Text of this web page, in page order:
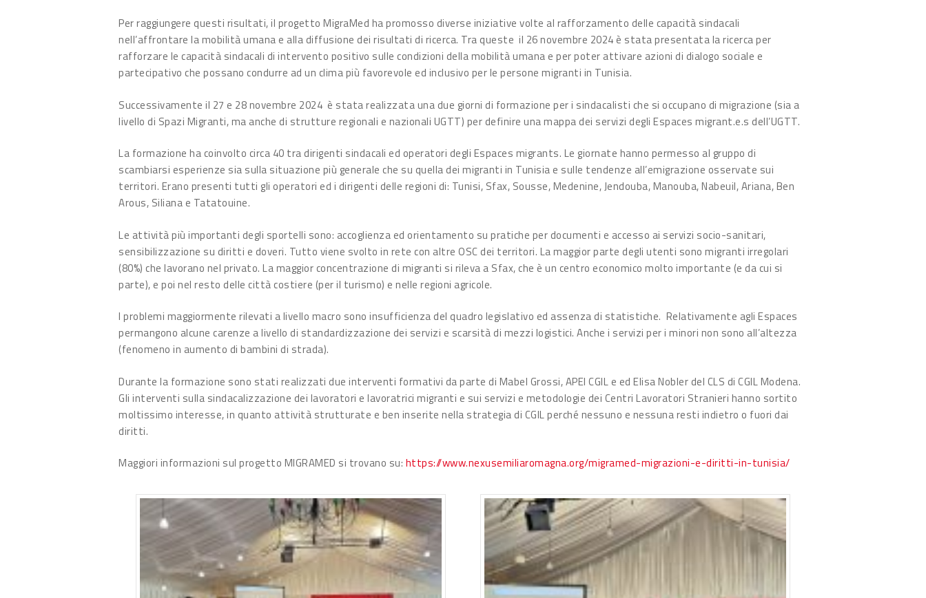
Per raggiungere questi risultati, il progetto MigraMed ha promosso diverse iniziative volte al rafforzamento delle capacità sindacali
nell’affrontare la mobilità umana e alla diffusione dei risultati di ricerca. Tra queste il 26 novembre 2024 è stata presentata la ricerca per
rafforzare le capacità sindacali di intervento positivo sulle condizioni della mobilità umana e per poter attivare azioni di dialogo sociale e
partecipativo che possano condurre ad un clima più favorevole ed inclusivo per le persone migranti in Tunisia.
Successivamente il 27 e 28 novembre 2024 è stata realizzata una due giorni di formazione per i sindacalisti che si occupano di migrazione (sia a
livello di Spazi Migranti, ma anche di strutture regionali e nazionali UGTT) per definire una mappa dei servizi degli Espaces migrant.e.s dell’UGTT.
La formazione ha coinvolto circa 40 tra dirigenti sindacali ed operatori degli Espaces migrants. Le giornate hanno permesso al gruppo di
scambiarsi esperienze sia sulla situazione più generale che su quella dei migranti in Tunisia e sulle tendenze all’emigrazione osservate sui
territori. Erano presenti tutti gli operatori ed i dirigenti delle regioni di: Tunisi, Sfax, Sousse, Medenine, Jendouba, Manouba, Nabeuil, Ariana, Ben
Arous, Siliana e Tatatouine.
Le attività più importanti degli sportelli sono: accoglienza ed orientamento su pratiche per documenti e accesso ai servizi socio-sanitari,
sensibilizzazione su diritti e doveri. Tutto viene svolto in rete con altre OSC dei territori. La maggior parte degli utenti sono migranti irregolari
(80%) che lavorano nel privato. La maggior concentrazione di migranti si rileva a Sfax, che è un centro economico molto importante (e da cui si
parte), e poi nel resto delle città costiere (per il turismo) e nelle regioni agricole.
I problemi maggiormente rilevati a livello macro sono insufficienza del quadro legislativo ed assenza di statistiche. Relativamente agli Espaces
permangono alcune carenze a livello di standardizzazione dei servizi e scarsità di mezzi logistici. Anche i servizi per i minori non sono all’altezza
(fenomeno in aumento di bambini di strada).
Durante la formazione sono stati realizzati due interventi formativi da parte di Mabel Grossi, APEI CGIL e ed Elisa Nobler del CLS di CGIL Modena.
Gli interventi sulla sindacalizzazione dei lavoratori e lavoratrici migranti e sui servizi e metodologie dei Centri Lavoratori Stranieri hanno sortito
moltissimo interesse, in quanto attività strutturate e ben inserite nella strategia di CGIL perché nessuno e nessuna resti indietro o fuori dai
diritti.
Maggiori informazioni sul progetto MIGRAMED si trovano su: https://www.nexusemiliaromagna.org/migramed-migrazioni-e-diritti-in-tunisia/